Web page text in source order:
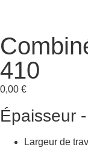
410
0,00 €
Épaisseur
Largeur de